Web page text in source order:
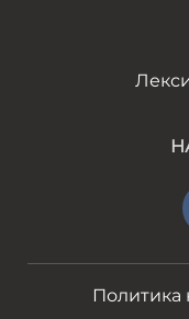
Политика